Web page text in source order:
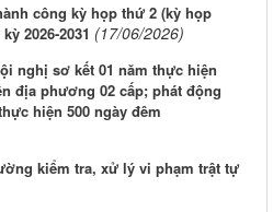
công kỳ họp thứ 2 (kỳ họp
2026-2031 (17/06/2026)
nghị sơ kết 01 năm thực hiện
địa phương 02 cấp; phát động
hiện 500 ngày đêm
kiểm tra, xử lý vi phạm trật tự